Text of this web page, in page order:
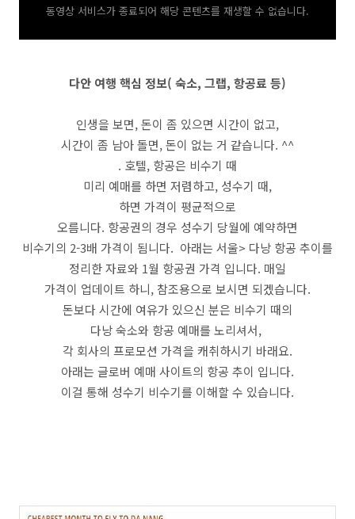
동영상 서비스가 종료되어 해당 콘텐츠를 재생할 수 없습니다.
다안 여행 핵심 정보( 숙소, 그랩, 항공료 등)
인생을 보면, 돈이 좀 있으면 시간이 없고,
시간이 좀 남아 돌면, 돈이 없는 거 같습니다. ^^
. 호텔, 항공은 비수기 때
미리 예매를 하면 저렴하고, 성수기 때,
하면 가격이 평균적으로
오름니다. 항공권의 경우 성수기 당월에 예약하면
비수기의 2-3배 가격이 됨니다. 아래는 서울> 다낭 항공 추이를
정리한 자료와 1월 항공권 가격 입니다. 매일
가격이 업데이트 하니, 참조용으로 보시면 되겠습니다.
돈보다 시간에 여유가 있으신 분은 비수기 때의
다낭 숙소와 항공 예매를 노리셔서,
각 회사의 프로모션 가격을 캐취하시기 바래요.
아래는 글로버 예매 사이트의 항공 추이 입니다.
이걸 통해 성수기 비수기를 이해할 수 있습니다.